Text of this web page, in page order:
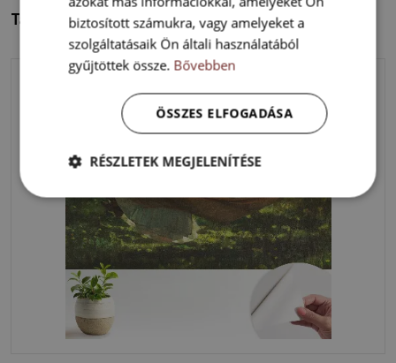
Tapéta Harmonikusan elegáns vörös rózsák
biztosított számukra, vagy amelyeket a
szolgáltatásaik Ön általi használatából
gyűjtöttek össze. Bővebben
ÖSSZES ELFOGADÁSA
RÉSZLETEK MEGJELENÍTÉSE